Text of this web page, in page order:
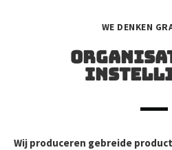
WE DENKEN
Wij produceren gebreide